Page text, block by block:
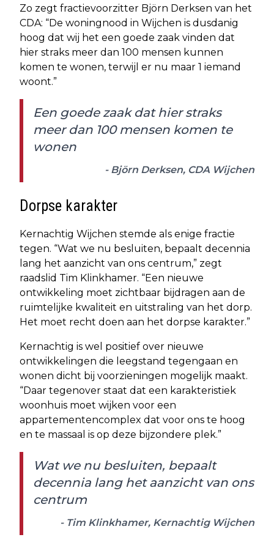
Zo zegt fractievoorzitter Björn Derksen van het
CDA: “De woningnood in Wijchen is dusdanig
hoog dat wij het een goede zaak vinden dat
hier straks meer dan 100 mensen kunnen
komen te wonen, terwijl er nu maar 1 iemand
woont.”
Een goede zaak dat hier straks
meer dan 100 mensen komen te
wonen
- Björn Derksen, CDA Wijchen
Dorpse karakter
Kernachtig Wijchen stemde als enige fractie
tegen. “Wat we nu besluiten, bepaalt decennia
lang het aanzicht van ons centrum,” zegt
raadslid Tim Klinkhamer. “Een nieuwe
ontwikkeling moet zichtbaar bijdragen aan de
ruimtelijke kwaliteit en uitstraling van het dorp.
Het moet recht doen aan het dorpse karakter.”
Kernachtig is wel positief over nieuwe
ontwikkelingen die leegstand tegengaan en
wonen dicht bij voorzieningen mogelijk maakt.
“Daar tegenover staat dat een karakteristiek
woonhuis moet wijken voor een
appartementencomplex dat voor ons te hoog
en te massaal is op deze bijzondere plek.”
Wat we nu besluiten, bepaalt
decennia lang het aanzicht van ons
centrum
- Tim Klinkhamer, Kernachtig Wijchen